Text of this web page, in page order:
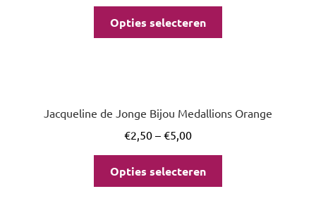
Opties selecteren
Jacqueline de Jonge Bijou Medallions Orange
€2,50 – €5,00
Opties selecteren